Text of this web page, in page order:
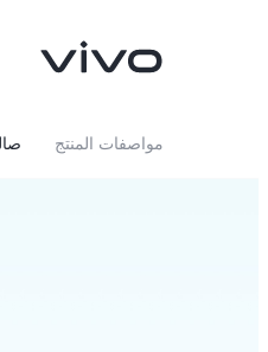
مواصفات المنتج